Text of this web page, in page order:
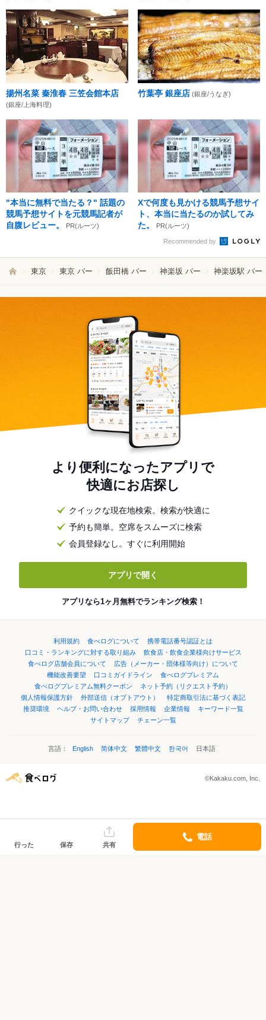
揚州名菜 秦淮春 三笠会館本店
(銀座/上海料理)
竹葉亭 銀座店 (銀座/うなぎ)
"本当に無料で当たる？" 話題の
競馬予想サイトを元競馬記者が
自腹レビュー。
PR(ルーツ)
Xで何度も見かける競馬予想サイ
ト、本当に当たるのか試してみ
た。
PR(ルーツ)
Recommended by
東京 東京 バー 飯田橋 バー 神楽坂 バー 神楽坂駅 バー
より便利になったアプリで
快適にお店探し
クイックな現在地検索。検索が快適に
予約も簡単。空席をスムーズに検索
会員登録なし。すぐに利用開始
アプリで開く
アプリなら1ヶ月無料でランキング検索！
利用規約 食べログについて
携帯電話番号認証とは
口コミ・ランキングに対する取り組み
飲食店・飲食企業様向けサービス
食べログ店舗会員について
広告（メーカー・団体様等向け）について
機能改善要望
口コミガイドライン
食べログプレミアム
食べログプレミアム無料クーポン
ネット予約（リクエスト予約）
個人情報保護方針
外部送信（オプトアウト）
特定商取引法に基づく表記
推奨環境
ヘルプ・お問い合わせ 採用情報 企業情報
キーワード一覧
サイトマップ
チェーン一覧
言語： English 简体中文 繁體中文 한국어 日本語
©Kakaku.com, Inc.
行った 保存 共有
電話